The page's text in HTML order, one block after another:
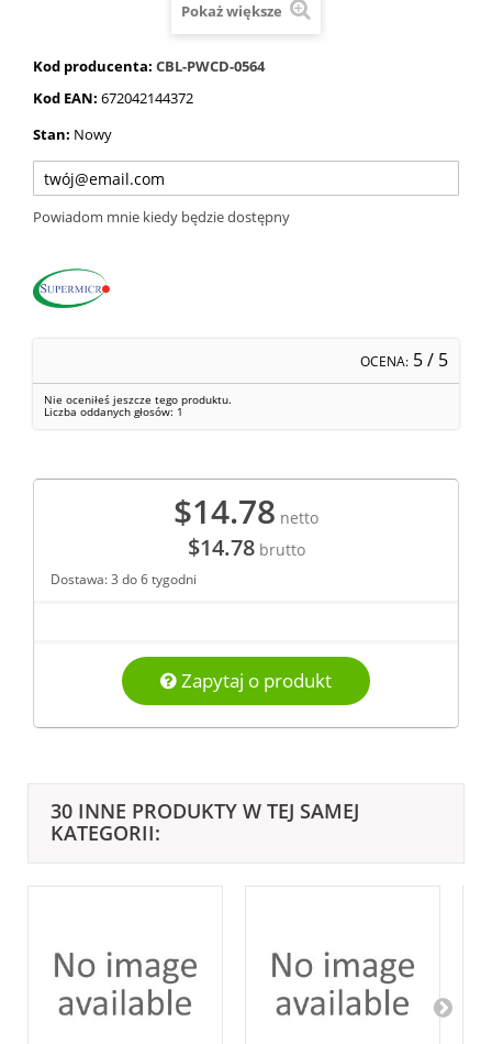
Pokaż większe
Kod producenta: CBL-PWCD-0564
Kod EAN: 672042144372
Stan: Nowy
Powiadom mnie kiedy będzie dostępny
OCENA: 5/ 5
Nie oceniłeś jeszcze tego produktu.
Liczba oddanych głosów: 1
$14.78 netto
$14.78brutto
Dostawa: 3 do 6 tygodni
Zapytaj o produkt
30 INNE PRODUKTY W TEJ SAMEJ
KATEGORII: